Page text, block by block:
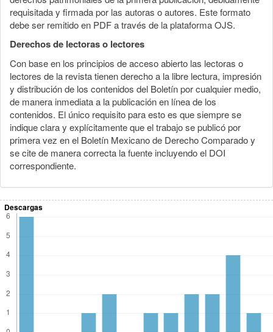
requisitada y firmada por las autoras o autores. Este formato
debe ser remitido en PDF a través de la plataforma OJS.
Derechos de lectoras o lectores
Con base en los principios de acceso abierto las lectoras o
lectores de la revista tienen derecho a la libre lectura, impresión
y distribución de los contenidos del Boletín por cualquier medio,
de manera inmediata a la publicación en línea de los
contenidos. El único requisito para esto es que siempre se
indique clara y explícitamente que el trabajo se publicó por
primera vez en el Boletín Mexicano de Derecho Comparado y
se cite de manera correcta la fuente incluyendo el DOI
correspondiente.
Descargas